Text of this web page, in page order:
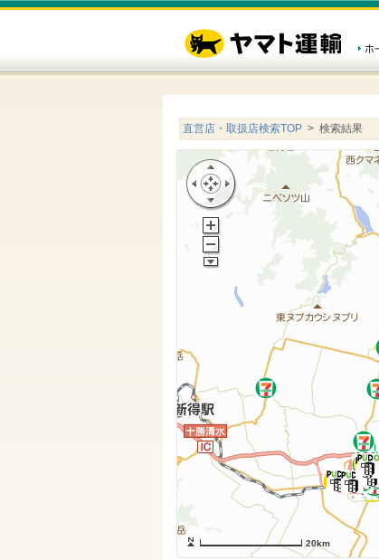
直営店・取扱店検索TOP > 検索結果
20km